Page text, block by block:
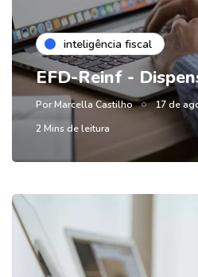
inteligência fiscal
EFD-Reinf -
PorMarcella Castilho
17 de
2 Mins de leitura